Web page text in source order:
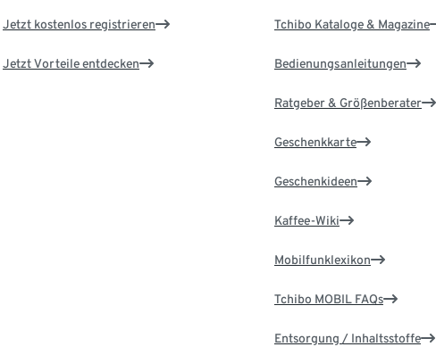
Jetzt kostenlos registrieren
Jetzt Vorteile entdecken
Tchibo Kataloge & Magazine
Bedienungsanleitungen
Ratgeber & Größenberater
Geschenkkarte
Geschenkideen
Kaffee-Wiki
Mobilfunklexikon
Tchibo MOBIL FAQs
Entsorgung / Inhaltsstoffe